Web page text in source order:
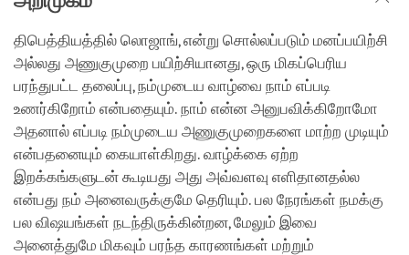
திபெத்தியத்தில் லொஜாங், என்று சொல்லப்படும் மனப்பயிற்சி
அல்லது அணுகுமுறை பயிற்சியானது, ஒரு மிகப்பெரிய
பரந்துபட்ட தலைப்பு, நம்முடைய வாழ்வை நாம் எப்படி
உணர்கிறோம் என்பதையும். நாம் என்ன அனுபவிக்கிறோமோ
அதனால் எப்படி நம்முடைய அணுகுமுறைகளை மாற்ற முடியும்
என்பதனையும் கையாள்கிறது. வாழ்க்கை ஏற்ற
இறக்கங்களுடன் கூடியது அது அவ்வளவு எளிதானதல்ல
என்பது நம் அனைவருக்குமே தெரியும். பல நேரங்கள் நமக்கு
பல விஷயங்கள் நடந்திருக்கின்றன, மேலும் இவை
அனைத்துமே மிகவும் பரந்த காரணங்கள் மற்றும்